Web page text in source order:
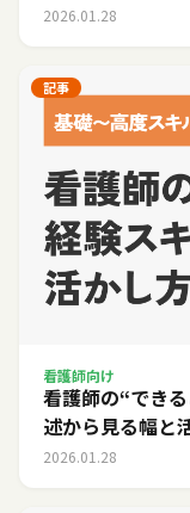
2026.01.28
記事
看護師向け
看護師の“でき
述から見る幅と
2026.01.28